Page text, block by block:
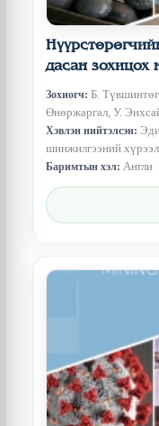
дасан зохицох
Зохиогч: Б.
Өнөржаргал, У.
Хэвлэн нийтэлсэн:
шинжилгээний
Баримтын хэл: Англи